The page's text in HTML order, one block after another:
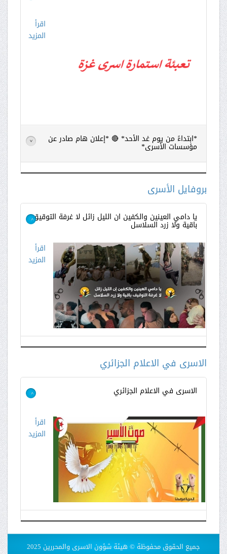
اقرأ
المزيد
*ابتداءً من يوم غد الأحد* 🔴 *إعلان هام صادر عن
مؤسسات الأسرى* >
اقرأ
بروفايل الأسرى
يا دامي العينين والكفين ان الليل زائل لا غرفة التوقيق
باقية ولا زرد السلاسل >
اقرأ
المزيد
الاسرى في الاعلام الجزائري
الاسرى في الاعلام الجزائري >
اقرأ
المزيد
جميع الحقوق محفوظة © هيئة شؤون الاسرى والمحررين 2025